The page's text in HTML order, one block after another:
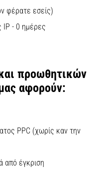
φέρατε εσείς)
IP - 0 ημέρες
προωθητικών
αφορούν:
PPC (χωρίς καν την
από έγκριση